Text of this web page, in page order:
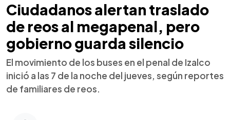
Ciudadanos alertan traslado
de reos al megapenal, pero
gobierno guarda silencio
El movimiento de los buses en el penal de Izalco
inició a las 7 de la noche del jueves, según reportes
de familiares de reos.